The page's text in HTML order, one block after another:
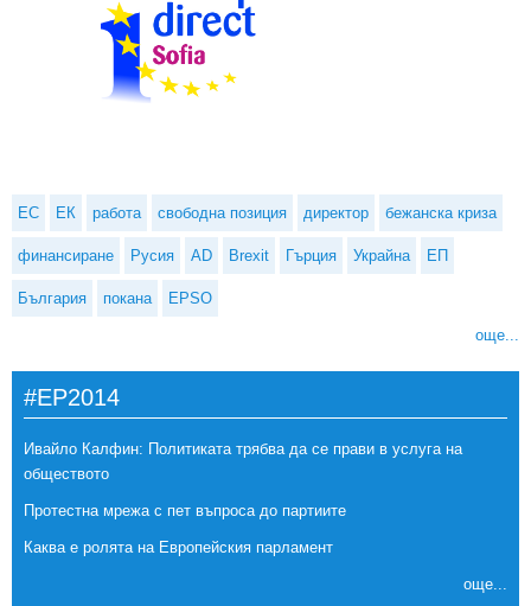
ЕС ЕК работа свободна позиция директор бежанска криза
финансиране Русия AD Brexit Гърция Украйна ЕП
България покана EPSO
още...
#EP2014
Ивайло Калфин: Политиката трябва да се прави в услуга на
обществото
Протестна мрежа с пет въпроса до партиите
Каква е ролята на Европейския парламент
още...